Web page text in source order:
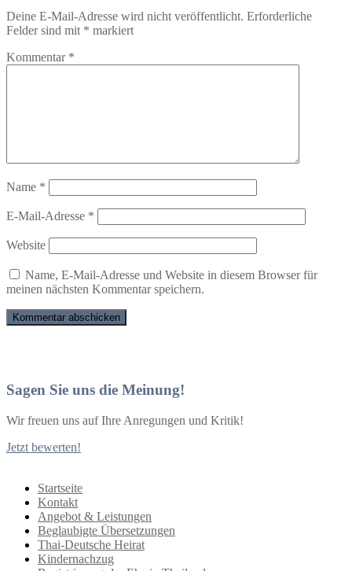
Deine E-Mail-Adresse wird nicht veröffentlicht. Erforderliche
Felder sind mit * markiert
Kommentar *
Name *
E-Mail-Adresse *
Website
Name, E-Mail-Adresse und Website in diesem Browser für
meinen nächsten Kommentar speichern.
Sagen Sie uns die Meinung!
Wir freuen uns auf Ihre Anregungen und Kritik!
Jetzt bewerten!
Startseite
Kontakt
Angebot & Leistungen
Beglaubigte Übersetzungen
Thai-Deutsche Heirat
Kindernachzug